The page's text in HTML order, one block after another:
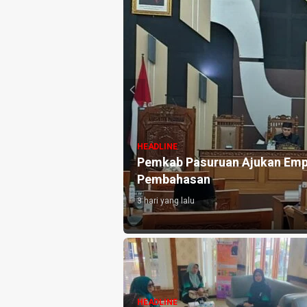
HEADLINE
Pemkab Pasuruan Ajukan
Pembahasan
3 hari yang lalu
HEADLINE